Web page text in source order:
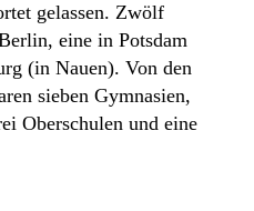
gelassen. Zwölf
eine in Potsdam
(in Nauen). Von den
sieben Gymnasien,
Oberschulen und eine